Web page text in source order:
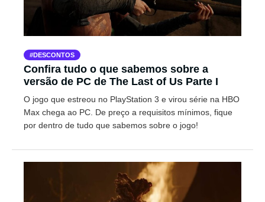
DESCONTOS
Confira tudo o que sabemos sobre a
versão de PC de The Last of Us Parte I
O jogo que estreou no PlayStation 3 e virou série na HBO
Max chega ao PC. De preço a requisitos mínimos, fique
por dentro de tudo que sabemos sobre o jogo!